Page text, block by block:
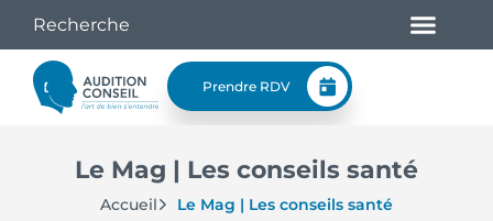
Prendre RDV
Le Mag | Les conseils santé
Accueil Le Mag | Les conseils santé